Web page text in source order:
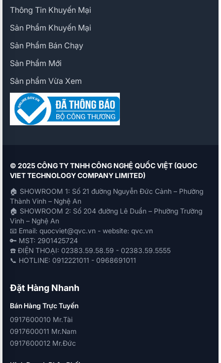
Thông Tin Khuyến Mại
Sản Phẩm Khuyến Mại
Sản Phẩm Bán Chạy
Sản Phẩm Mới
Sản phẩm Vừa Xem
© 2025 CÔNG TY TNHH CÔNG NGHỆ QUỐC VIỆT (QUOC
VIET TECHNOLOGY COMPANY LIMITED)
🏠 SHOWROOM 1: Số 21 đường Nguyễn Đức Cảnh – Phường
Thành Vinh – Nghệ An
🏠 SHOWROOM 2: Số 204 đường Lê Duẩn – Phường Trường
Vinh – Nghệ An
📧 Email: quocviet@qvc.vn - website: qvc.vn
🔑 MST: 2901425724
☎️ ĐIỆN THOẠI: 02383.59.58.59 - 02383.59.5555
📞 HOTLINE: 0912221011 - 0968691011
Đặt Hàng Nhanh
Bán Hàng Trực Tuyến
0917600010 Mr.Tài
0917600011 Mr.Nam
0917600012 Mr.Đức